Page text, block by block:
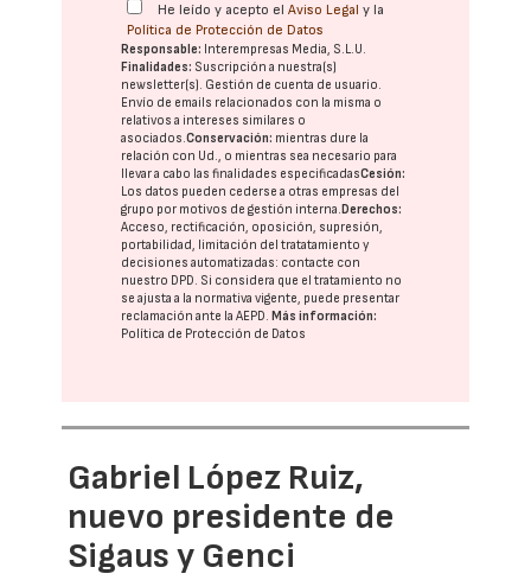
He leído y acepto elAviso Legal y la
Política de Protección de Datos
Responsable: Interempresas Media, S.L.U.
Finalidades: Suscripción a nuestra(s)
newsletter(s). Gestión de cuenta de usuario.
Envío de emails relacionados con la misma o
relativos a intereses similares o
asociados.Conservación: mientras dure la
relación con Ud., o mientras sea necesario para
llevar a cabo las finalidades especificadasCesión:
Los datos pueden cederse a otras empresas del
grupo por motivos de gestión interna. Derechos:
Acceso, rectificación, oposición, supresión,
portabilidad, limitación del tratatamiento y
decisiones automatizadas: contacte con
nuestro DPD. Si considera que el tratamiento no
se ajusta a la normativa vigente, puede presentar
reclamación ante laAEPD. Más información:
Política de Protección de Datos
Gabriel López Ruiz,
nuevo presidente de
Sigaus y Genci